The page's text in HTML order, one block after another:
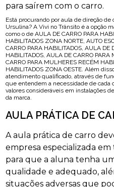
para saírem com o carro.
Está procurando por aula de direção
Ursulina? A Vivi no Trânsito é a opção
como o de AULA DE CARRO PARA
HABILITADOS ZONA NORTE, AUTO
CARRO PARA HABILITADOS, AULA DE
HABILITADOS, AULA DE CARRO PARA
CARRO PARA MULHERES RECÉM
HABILITADOS ZONA OESTE. Além
atendimento qualificado, através de
que entendem a necessidade de cada
valores consideráveis em instalações
da marca.
AULA PRÁTICA DE
A aula prática de carro
empresa especializada
para que a aluna tenha
qualidade e adequado,
situações adversas que